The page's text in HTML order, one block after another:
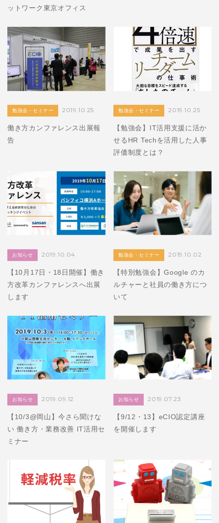
ットワーク東京オフィス
勉強会・セミナー 2019.10.25
働き方カンファレンス出展報
告
勉強会・セミナー 2019.10.25
【勉強会】IT活用支援に活か
せるHR Techを活用した人事
評価制度とは？
お知らせ 2019.10.04
【10月17日・18日開催】働き
方改革カンファレンスへ出展
します
勉強会・セミナー 2019.10.02
【特別勉強会】Google のカ
ルチャーと社員の働き方につ
いて
お知らせ 2019.09.12
【10/3@岡山】今さら聞けな
い 働き方・業務改善 IT活用セ
ミナー
お知らせ 2019.07.23
【9/12・13】eCIO認定講座
を開催します